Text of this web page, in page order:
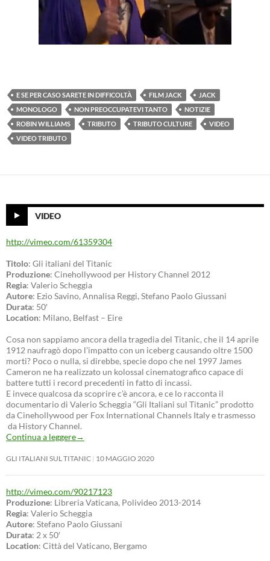
E SE PER CASO SARETE IN DIFFICOLTÀ FILM JACK
JACK
MONOLOGO
NON PREOCCUPATEVI TANTO
NOTIZIE
ROBIN WILLIAMS
TRIBUTO TRIBUTO CULTURE
VIDEO
VIDEO TRIBUTO
VIDEO
http://vimeo.com/61359304
Titolo: Gli italiani del Titanic
Produzione: Cinehollywood per History Channel 2012
Regia: Valerio Scheggia
Autore: Ezio Savino, Annalisa Reggi, Stefano Paolo Giussani
Durata: 50′
Location: Milano, Belfast – Eire
Cosa non sappiamo ancora della tragedia del Titanic, che il 14 aprile
1912 naufragò dopo l’impatto con un iceberg causando oltre 1500
morti? Poco o nulla, si direbbe, specie dopo che nel 1997 James
Cameron ne ha realizzato un kolossal cinematografico capace di
battere tutti i record precedenti in fatto di incassi.
E invece qualcosa da scoprire c’è ancora, e ce lo racconta il
documentario di Valerio Scheggia “Gli Italiani sul Titanic” prodotto
da Cinehollywood per Fox International Channels Italy e trasmesso
da History Channel.
Continua a leggere→
GLI ITALIANI SUL TITANIC 10 MAGGIO 2020
http://vimeo.com/90217123
Produzione: Libreria Vaticana, Polivideo 2013-2014
Regia: Valerio Scheggia
Autore: Stefano Paolo Giussani
Durata: 2 x 50′
Location: Città del Vaticano, Bergamo